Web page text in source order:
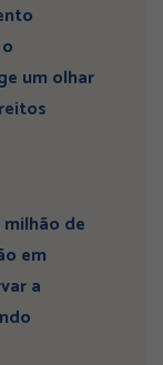
um olhar
milhão de
em
a